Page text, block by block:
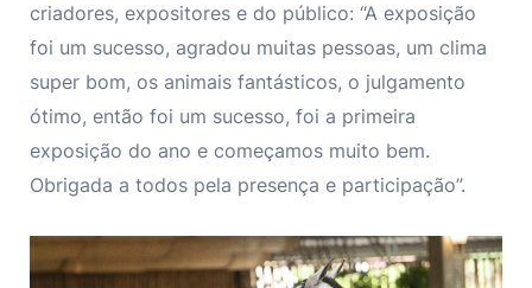
criadores, expositores e do público: “A exposição
foi um sucesso, agradou muitas pessoas, um clima
super bom, os animais fantásticos, o julgamento
ótimo, então foi um sucesso, foi a primeira
exposição do ano e começamos muito bem.
Obrigada a todos pela presença e participação”.